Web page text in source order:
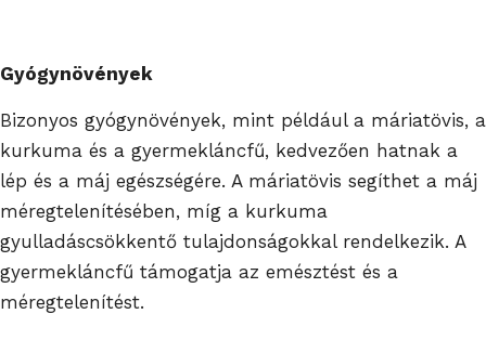
Gyógynövények
Bizonyos gyógynövények, mint például a máriatövis, a
kurkuma és a gyermekláncfű, kedvezően hatnak a
lép és a máj egészségére. A máriatövis segíthet a máj
méregtelenítésében, míg a kurkuma
gyulladáscsökkentő tulajdonságokkal rendelkezik. A
gyermekláncfű támogatja az emésztést és a
méregtelenítést.